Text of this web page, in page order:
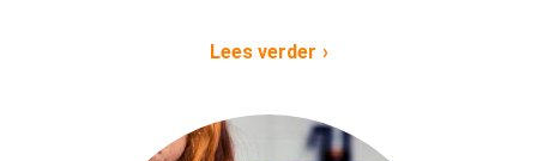
Lees verder